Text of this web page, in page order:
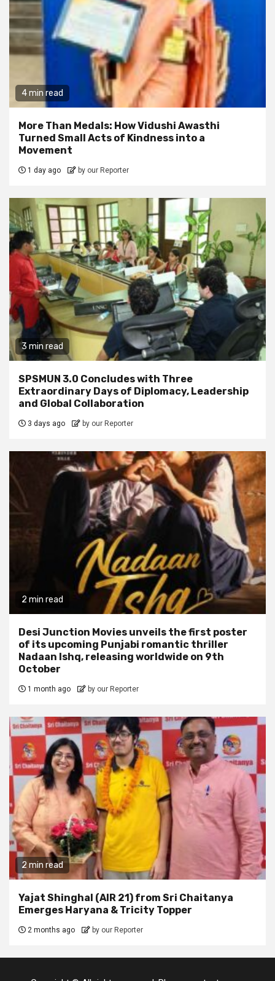
4 min read
More Than Medals: How Vidushi Awasthi
Turned Small Acts of Kindness into a
Movement
1 day ago by our Reporter
3 min read
SPSMUN 3.0 Concludes with Three
Extraordinary Days of Diplomacy, Leadership
and Global Collaboration
3 days ago by our Reporter
2 min read
Desi Junction Movies unveils the first poster
of its upcoming Punjabi romantic thriller
Nadaan Ishq, releasing worldwide on 9th
October
1 month ago by our Reporter
2 min read
Yajat Shinghal (AIR 21) from Sri Chaitanya
Emerges Haryana & Tricity Topper
2 months ago by our Reporter